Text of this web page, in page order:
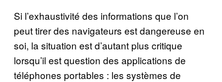
Si l’exhaustivité des informations que l’on
peut tirer des navigateurs est dangereuse en
soi, la situation est d’autant plus critique
lorsqu’il est question des applications de
téléphones portables : les systèmes de